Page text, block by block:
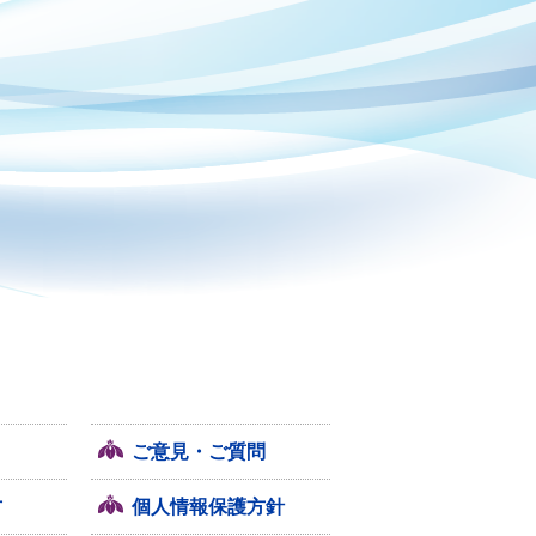
ご意見・ご質問
個人情報保護方針